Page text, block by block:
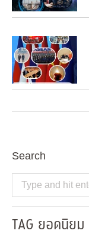
Search
Search:
TAG ยอดนิยม